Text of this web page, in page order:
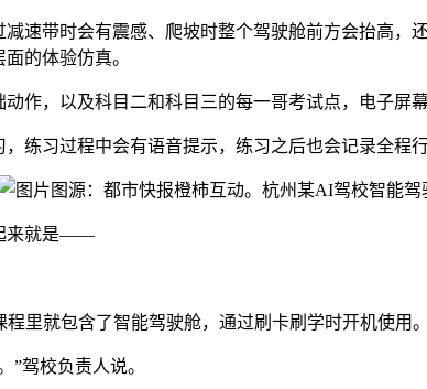
速带时会有震感、爬坡时整个驾驶舱前方会抬高
的体验仿真。
作，以及科目二和科目三的每一哥考试点，电子屏
练习过程中会有语音提示，练习之后也会记录全程
图源：都市快报橙柿互动。杭州某AI驾校智能驾
来就是——
里就包含了智能驾驶舱，通过刷卡刷学时开机使用
驾校负责人说。